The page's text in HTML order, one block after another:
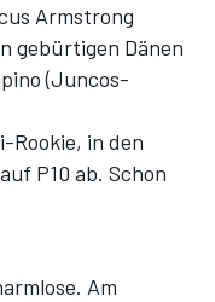
Armstrong
gebürtigen Dänen
(Juncos-
Rookie, in den
P10 ab. Schon
Am